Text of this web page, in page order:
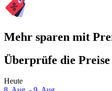
Mehr sparen mit
Überprüfe die
Heute